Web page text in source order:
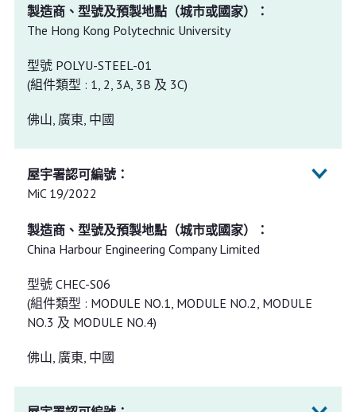
The Hong Kong Polytechnic University
型號 POLYU-STEEL-01
(組件類型 : 1, 2, 3A, 3B 及 3C)
佛山, 廣東, 中國
MiC 19/2022
China Harbour Engineering Company Limited
型號 CHEC-S06
(組件類型 : MODULE NO.1, MODULE NO.2, MODULE
NO.3 及 MODULE NO.4)
佛山, 廣東, 中國